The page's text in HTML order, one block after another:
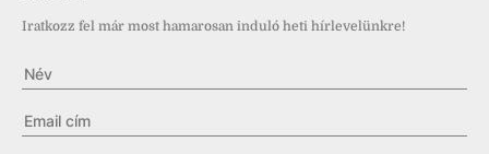
Iratkozz fel már most hamarosan induló heti hírlevelünkre!